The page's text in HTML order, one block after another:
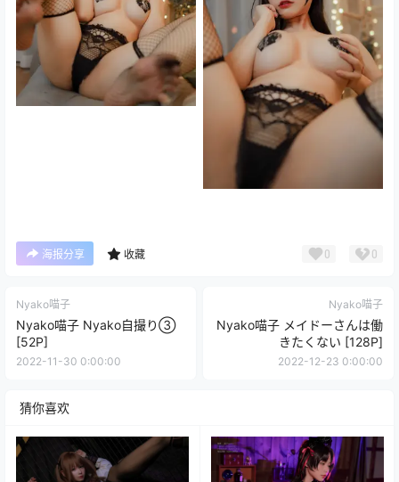
海报分享 收藏 0 0
Nyako喵子
Nyako喵子 Nyako自撮り③
[52P]
2022-11-30 0:00:00
Nyako喵子
Nyako喵子 メイドーさんは働
きたくない [128P]
2022-12-23 0:00:00
猜你喜欢